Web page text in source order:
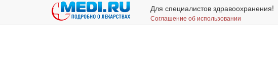
Для специалистов здравоохранения!
Соглашение об использовании